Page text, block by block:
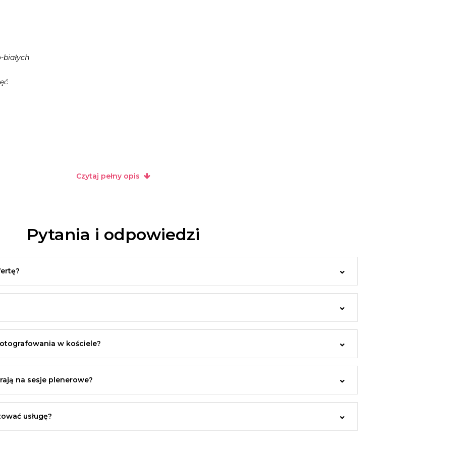
białych
białych
zdjęć
białych
białych
białych
białych
Czytaj pełny opis
Pytania i odpowiedzi
w kościele?
na sesje plenerowe?
usługę?